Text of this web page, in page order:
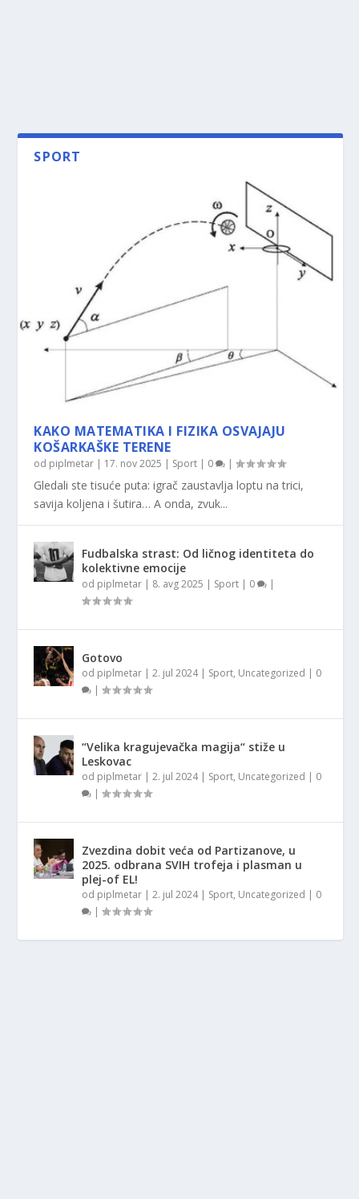
SPORT
KAKO MATEMATIKA I FIZIKA OSVAJAJU
KOŠARKAŠKE TERENE
od piplmetar | 17. nov 2025 | Sport | 0 |
Gledali ste tisuće puta: igrač zaustavlja loptu na trici,
savija koljena i šutira… A onda, zvuk...
Fudbalska strast: Od ličnog identiteta do
kolektivne emocije
od piplmetar | 8. avg 2025 | Sport | 0 |
Gotovo
od piplmetar |2. jul 2024| Sport, Uncategorized | 0
|
“Velika kragujevačka magija“ stiže u
Leskovac
od piplmetar |2. jul 2024| Sport, Uncategorized | 0
|
Zvezdina dobit veća od Partizanove, u
2025. odbrana SVIH trofeja i plasman u
plej-of EL!
od piplmetar |2. jul 2024| Sport, Uncategorized | 0
|